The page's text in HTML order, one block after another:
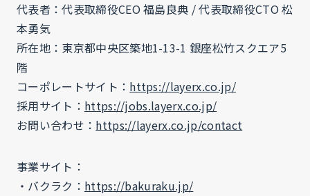
代表者：代表取締役CEO 福島良典 / 代表取締役CTO 松
本勇気
所在地：東京都中央区築地1-13-1 銀座松竹スクエア5
階
コーポレートサイト： https://layerx.co.jp/
採用サイト： https://jobs.layerx.co.jp/
お問い合わせ： https://layerx.co.jp/contact
事業サイト：
・バクラク： https://bakuraku.jp/